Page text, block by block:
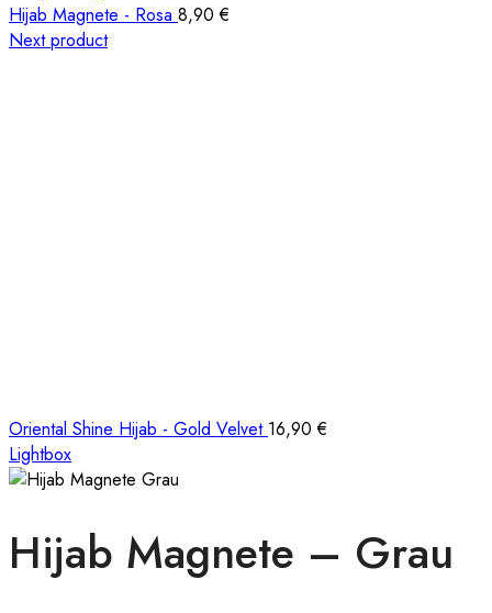
Hijab Magnete - Rosa 8,90€
Next product
Oriental Shine Hijab - Gold Velvet 16,90€
Lightbox
Hijab Magnete – Grau